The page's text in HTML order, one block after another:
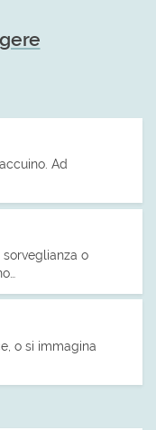
Ad
o
o si immagina